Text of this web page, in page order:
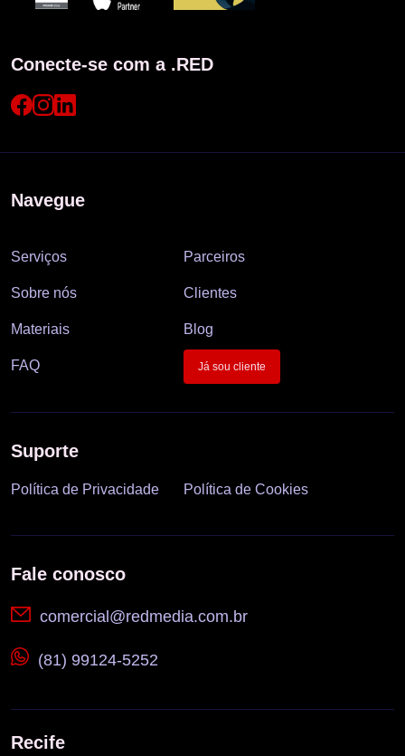
Conecte-se com a .RED
Navegue
Serviços Parceiros
Sobre nós Clientes
Materiais Blog
FAQ Já sou cliente
Suporte
Política de Privacidade Política de Cookies
Fale conosco
comercial@redmedia.com.br
(81) 99124-5252
Recife